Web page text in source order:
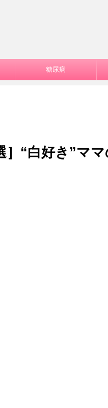
糖尿病
］“白好き”マ